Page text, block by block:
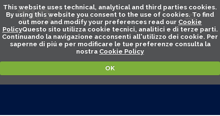
This website uses technical, analytical and third parties cookies.
By using this website you consent to the use of cookies. To find
out more and modify your preferences read our Cookie
PolicyQuesto sito utilizza cookie tecnici, analitici e di terze parti.
Continuando la navigazione acconsenti all'utilizzo dei cookie. Per
saperne di piú e per modificare le tue preferenze consulta la
nostra Cookie Policy
OK